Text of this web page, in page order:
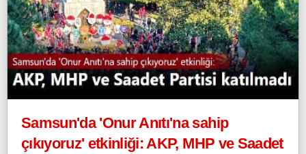
Samsun'da 'Onur Anıtı'na sahip
çıkıyoruz' etkinliği: AKP, MHP ve Saadet